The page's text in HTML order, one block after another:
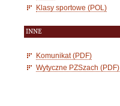
Klasy sportowe (POL)
INNE
Komunikat (PDF)
Wytyczne PZSzach (PDF)